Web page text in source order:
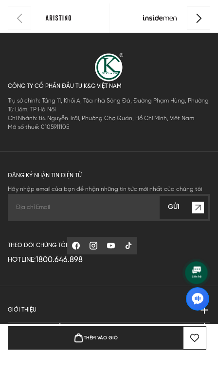
THÊM VÀO GIỎ
CÔNG TY CỔ PHẦN ĐẦU TƯ K&G VIỆT NAM
Trụ sở chính: Tầng 11, Khối A, Tòa nhà Sông Đà, Đường Phạm Hùng, Phường
Từ Liêm, TP Hà Nội
Chi Nhánh: 84 Nguyễn Trãi, Phường Chợ Quán, Hồ Chí Minh, Việt Nam
Mã số thuế: 0105911105
ĐĂNG KÝ NHẬN TIN ĐIỆN TỬ
Hãy nhập email của bạn để nhận những tin tức mới nhất của chúng tôi
GỬI
THEO DÕI CHÚNG TÔI
HOTLINE:1800.646.898
GIỚI THIỆU
QUY ĐỊNH HOẠT ĐỘNG